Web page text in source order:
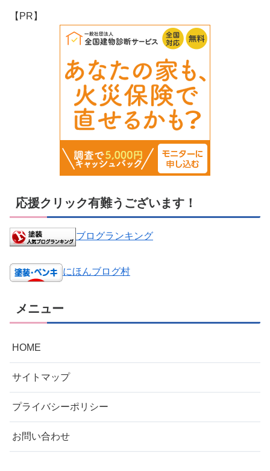
【PR】
応援クリック有難うございます！
ブログランキング
にほんブログ村
メニュー
HOME
サイトマップ
プライバシーポリシー
お問い合わせ